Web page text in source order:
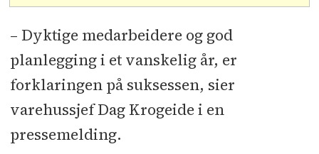
­– Dyktige medarbeidere og god
planlegging i et vanskelig år, er
forklaringen på suksessen, sier
varehussjef Dag Krogeide i en
pressemelding.